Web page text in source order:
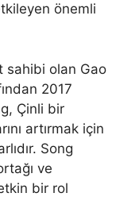
önemli
sahibi olan Gao
2017
Çinli bir
artırmak için
Song
ve
bir rol